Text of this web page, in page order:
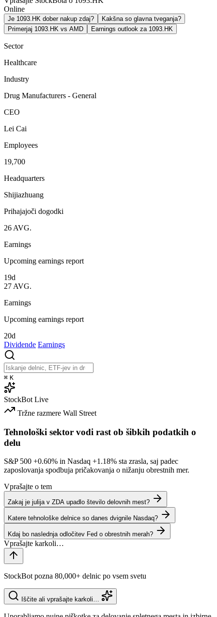
Online
Je 1093.HK dober nakup zdaj?
Kakšna so glavna tveganja?
Primerjaj 1093.HK vs AMD
Earnings outlook za 1093.HK
Sector
Healthcare
Industry
Drug Manufacturers - General
CEO
Lei Cai
Employees
19,700
Headquarters
Shijiazhuang
Prihajajoči dogodki
26 AVG.
Earnings
Upcoming earnings report
19d
27 AVG.
Earnings
Upcoming earnings report
20d
Dividende Earnings
⌘ K
StockBot Live
Tržne razmere Wall Street
Tehnološki sektor vodi rast ob šibkih podatkih o
delu
S&P 500 +0.60% in Nasdaq +1.18% sta zrasla, saj padec
zaposlovanja spodbuja pričakovanja o nižanju obrestnih mer.
Vprašajte o tem
Zakaj je julija v ZDA upadlo število delovnih mest?
Katere tehnološke delnice so danes dvignile Nasdaq?
Kdaj bo naslednja odločitev Fed o obrestnih merah?
StockBot pozna 80,000+ delnic po vsem svetu
Iščite ali vprašajte karkoli…